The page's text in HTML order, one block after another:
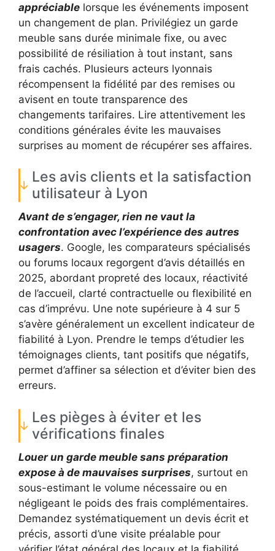
appréciable lorsque les événements imposent
un changement de plan. Privilégiez un garde
meuble sans durée minimale fixe, ou avec
possibilité de résiliation à tout instant, sans
frais cachés. Plusieurs acteurs lyonnais
récompensent la fidélité par des remises ou
avisent en toute transparence des
changements tarifaires. Lire attentivement les
conditions générales évite les mauvaises
surprises au moment de récupérer ses affaires.
Les avis clients et la satisfaction
utilisateur à Lyon
Avant de s’engager, rien ne vaut la
confrontation avec l’expérience des autres
usagers. Google, les comparateurs spécialisés
ou forums locaux regorgent d’avis détaillés en
2025, abordant propreté des locaux, réactivité
de l’accueil, clarté contractuelle ou flexibilité en
cas d’imprévu. Une note supérieure à 4 sur 5
s’avère généralement un excellent indicateur de
fiabilité à Lyon. Prendre le temps d’étudier les
témoignages clients, tant positifs que négatifs,
permet d’affiner sa sélection et d’éviter bien des
erreurs.
Les pièges à éviter et les
vérifications finales
Louer un garde meuble sans préparation
expose à de mauvaises surprises, surtout en
sous-estimant le volume nécessaire ou en
négligeant le poids des frais complémentaires.
Demandez systématiquement un devis écrit et
précis, assorti d’une visite préalable pour